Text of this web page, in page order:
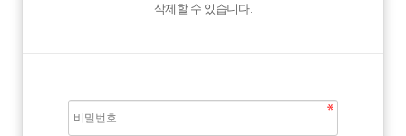
삭제할 수 있습니다.